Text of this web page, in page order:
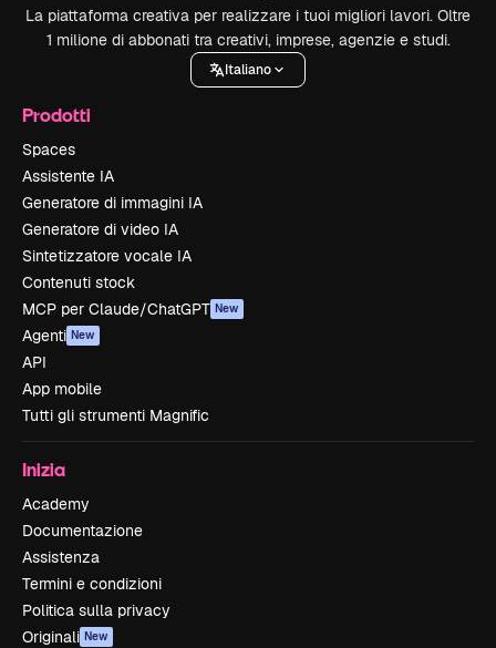
La piattaforma creativa per realizzare i tuoi migliori lavori. Oltre
1 milione di abbonati tra creativi, imprese, agenzie e studi.
Italiano
Prodotti
Spaces
Assistente IA
Generatore di immagini IA
Generatore di video IA
Sintetizzatore vocale IA
Contenuti stock
MCP per Claude/ChatGPT New
Agenti New
API
App mobile
Tutti gli strumenti Magnific
Inizia
Academy
Documentazione
Assistenza
Termini e condizioni
Politica sulla privacy
Originali New